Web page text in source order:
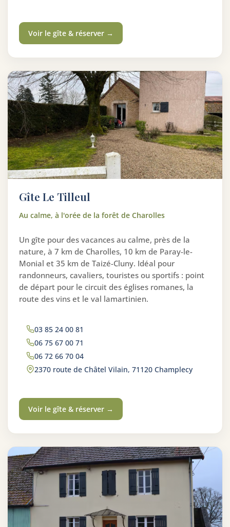
Voir le gîte & réserver →
Gîte Le Tilleul
Au calme, à l'orée de la forêt de Charolles
Un gîte pour des vacances au calme, près de la
nature, à 7 km de Charolles, 10 km de Paray-le-
Monial et 35 km de Taizé-Cluny. Idéal pour
randonneurs, cavaliers, touristes ou sportifs : point
de départ pour le circuit des églises romanes, la
route des vins et le val lamartinien.
03 85 24 00 81
06 75 67 00 71
06 72 66 70 04
2370 route de Châtel Vilain, 71120 Champlecy
Voir le gîte & réserver →